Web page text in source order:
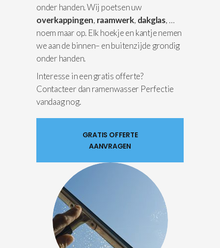
onder handen. Wij poetsen uw
overkappingen, raamwerk, dakglas, …
noem maar op. Elk hoekje en kantje nemen
we aan de binnen– en buitenzijde grondig
onder handen.
Interesse in een gratis offerte?
Contacteer dan ramenwasser Perfectie
vandaag nog.
GRATIS OFFERTE
AANVRAGEN